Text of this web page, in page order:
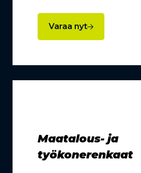
Varaa nyt
Maatalous- ja
työkonerenkaat